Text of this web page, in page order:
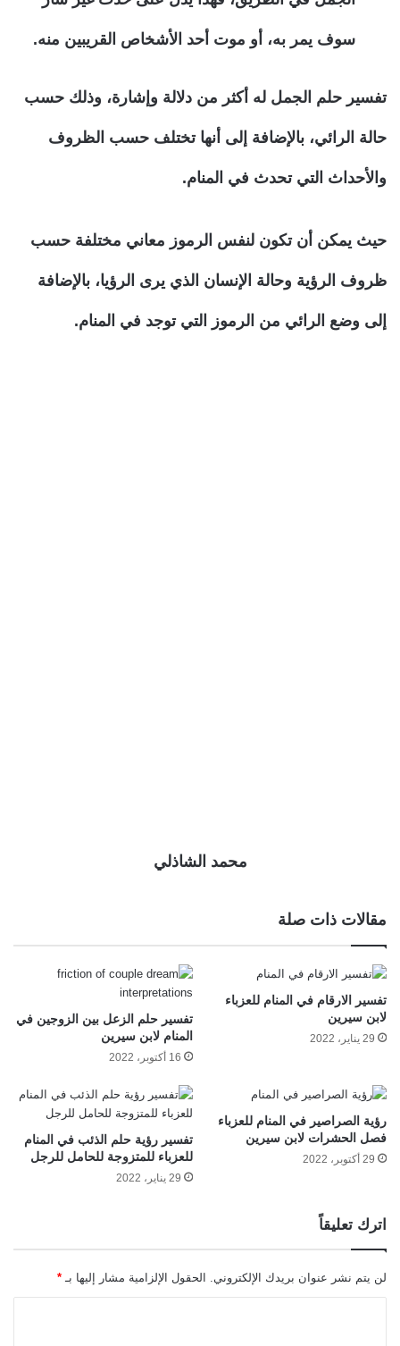
سوف يمر به، أو موت أحد الأشخاص القريبين منه.
تفسير حلم الجمل له أكثر من دلالة وإشارة، وذلك حسب
حالة الرائي، بالإضافة إلى أنها تختلف حسب الظروف
والأحداث التي تحدث في المنام.
حيث يمكن أن تكون لنفس الرموز معاني مختلفة حسب
ظروف الرؤية وحالة الإنسان الذي يرى الرؤيا، بالإضافة
إلى وضع الرائي من الرموز التي توجد في المنام.
محمد الشاذلي
مقالات ذات صلة
تفسير الارقام في المنام للعزباء
لابن سيرين
29 يناير، 2022
تفسير حلم الزعل بين الزوجين في
المنام لابن سيرين
16 أكتوبر، 2022
رؤية الصراصير في المنام للعزباء
فصل الحشرات لابن سيرين
29 أكتوبر، 2022
تفسير رؤية حلم الذئب في المنام
للعزباء للمتزوجة للحامل للرجل
29 يناير، 2022
اترك تعليقاً
لن يتم نشر عنوان بريدك الإلكتروني. الحقول الإلزامية مشار إليها بـ *